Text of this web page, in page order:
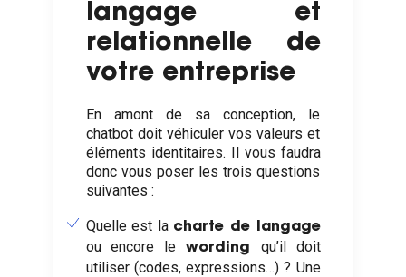
langage et
relationnelle de
votre entreprise
En amont de sa conception, le
chatbot doit véhiculer vos valeurs et
éléments identitaires. Il vous faudra
donc vous poser les trois questions
suivantes :
Quelle est la charte de langage
ou encore le wording qu’il doit
utiliser (codes, expressions…) ? Une